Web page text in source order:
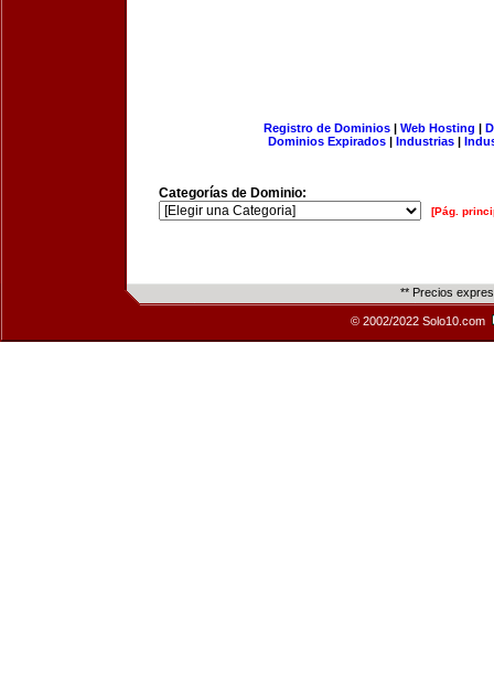
Registro de Dominios| Web Hosting |
Dominios Expirados | Industrias |
Categorías de Dominio:
[Pág.
** Precios
© 2002/2022 Solo10.com